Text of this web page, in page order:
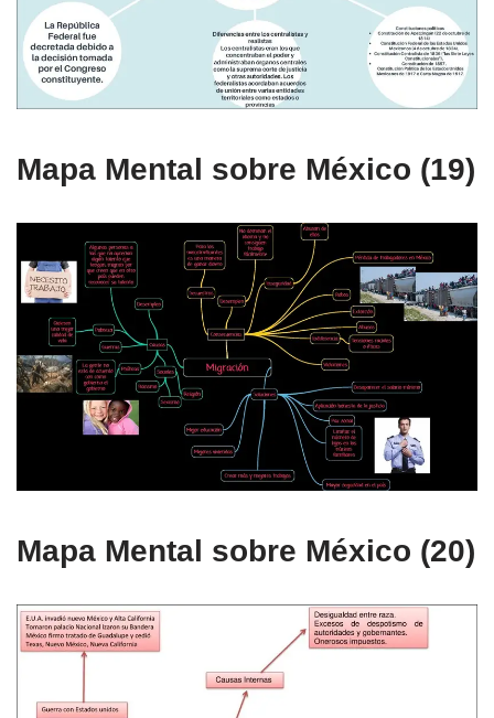
Mapa Mental sobre México (19)
Mapa Mental sobre México (20)